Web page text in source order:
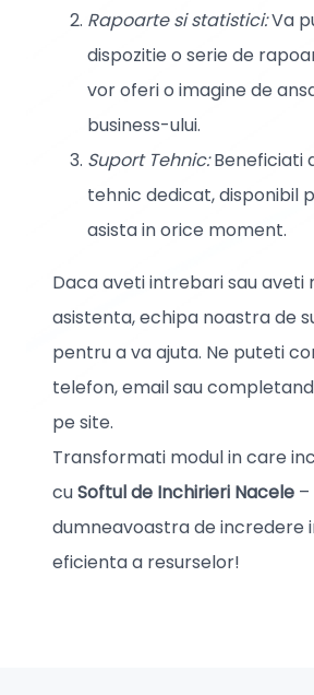
Rapoarte si statistici:Va
dispozitie o serie de
vor oferi o imagine de
business-ului.
Suport Tehnic:Beneficiati
tehnic dedicat, disponibil
asista in orice moment.
Daca aveti intrebari sau aveti
asistenta, echipa noastra de
pentru a va ajuta. Ne puteti
telefon, email sau
pe site.
Transformati modul in care
cuSoftul de Inchirieri Nacele
dumneavoastra de incredere
eficienta a resurselor!